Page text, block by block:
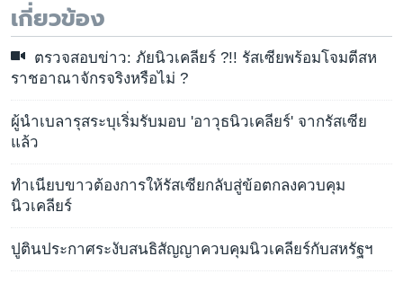
เกี่ยวข้อง
ตรวจสอบข่าว: ภัยนิวเคลียร์ ?!! รัสเซียพร้อมโจมตีสห
ราชอาณาจักรจริงหรือไม่ ?
ผู้นำเบลารุสระบุเริ่มรับมอบ 'อาวุธนิวเคลียร์' จากรัสเซีย
แล้ว
ทำเนียบขาวต้องการให้รัสเซียกลับสู่ข้อตกลงควบคุม
นิวเคลียร์
ปูตินประกาศระงับสนธิสัญญาควบคุมนิวเคลียร์กับสหรัฐฯ